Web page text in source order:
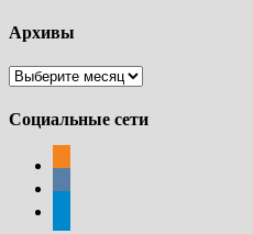
Архивы
Архивы
Социальные сети